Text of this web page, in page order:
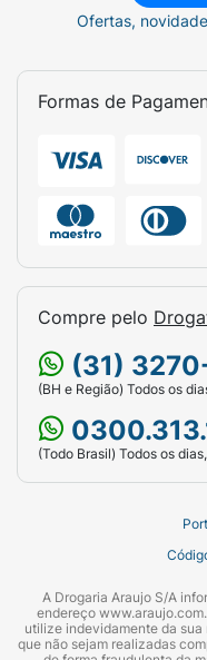
Ofertas,
Formas de
Compre pelo
(31)
(BH e Região) Todos os
(Todo Brasil) Todos os
A Drogaria Araujo S/A
endereço
utilize indevidamente da
que não sejam realizadas